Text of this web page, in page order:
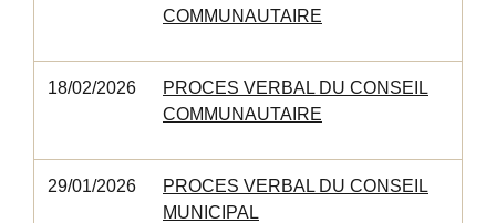
COMMUNAUTAIRE
18/02/2026
PROCES VERBAL DU CONSEIL
COMMUNAUTAIRE
29/01/2026
PROCES VERBAL DU CONSEIL
MUNICIPAL